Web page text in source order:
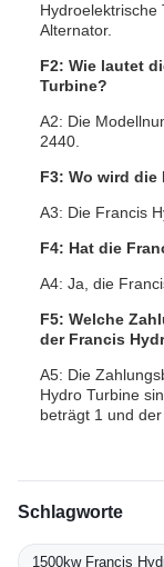
Alternator.
F2: Wie lautet
Turbine?
A2: Die
2440.
F3: Wo wird
A3: Die Francis
F4: Hat die
A4: Ja, die
F5: Welche
der Francis
A5: Die
Hydro Turbine
beträgt 1 und der
Schlagworte
1500kw Francis